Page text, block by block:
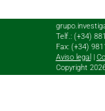
Telf.: (+34)
Fax: (+34)
Aviso legal
Copyright